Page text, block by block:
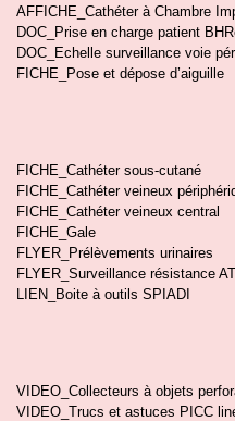
AFFICHE_Cathéter à Chambre
DOC_Prise en charge patient
DOC_Echelle surveillance voie
FICHE_Pose et dépose d’aiguille
FICHE_Cathéter sous-cutané
FICHE_Cathéter veineux
FICHE_Cathéter veineux central
FICHE_Gale
FLYER_Prélèvements urinaires
FLYER_Surveillance résistance
LIEN_Boite à outils SPIADI
VIDEO_Collecteurs à objets
VIDEO_Trucs et astuces PICC